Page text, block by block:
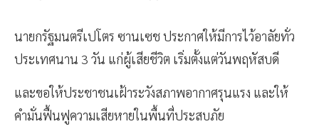
นายกรัฐมนตรีเปโตร ซานเซช ประกาศให้มีการไว้อาลัยทั่ว
ประเทศนาน 3 วัน แก่ผู้เสียชีวิต เริ่มตั้งแต่วันพฤหัสบดี
และขอให้ประชาชนเฝ้าระวังสภาพอากาศรุนแรง และให้
คำมั่นฟื้นฟูความเสียหายในพื้นที่ประสบภัย